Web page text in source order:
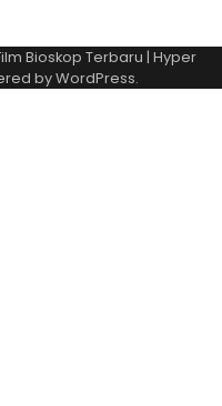
Bioskop Terbaru | Hyper
byWordPress.